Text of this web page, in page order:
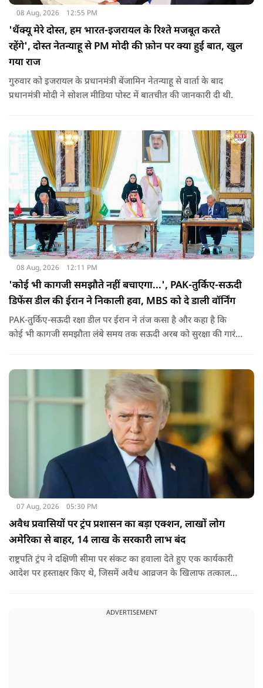
08 Aug, 2026 12:55 PM
'थैंक्यू मेरे दोस्त, हम भारत-इजरायल के रिश्ते मजबूत करते
रहेंगे', दोस्त नेतन्याहू से PM मोदी की फ़ोन पर क्या हुई बात, खुल
गया राज
गुरुवार को इजरायल के प्रधानमंत्री बेंजामिन नेतन्याहू से वार्ता के बाद
प्रधानमंत्री मोदी ने सोशल मीड‍िया पोस्‍ट में बातचीत की जानकारी दी थी.
08 Aug, 2026 12:11 PM
'कोई भी कागजी समझौते नहीं बचाएगा...', PAK-तुर्किए-सऊदी
डिफेंस डील की ईरान ने निकाली हवा, MBS को दे डाली वॉर्निंग
PAK-तुर्किए-सऊदी रक्षा डील पर ईरान ने तंज कसा है और कहा है कि
कोई भी कागजी समझौता लंबे समय तक सऊदी अरब को सुरक्षा की गारंटी
07 Aug, 2026 05:30 PM
अवैध प्रवासियों पर ट्रंप प्रशासन का बड़ा एक्शन, लाखों लोग
अमेरिका से बाहर, 14 लाख के सरकारी लाभ बंद
राष्ट्रपति ट्रंप ने दक्षिणी सीमा पर संकट का हवाला देते हुए एक कार्यकारी
आदेश पर हस्ताक्षर किए थे, जिसमें अवैध आव्रजन के खिलाफ तत्काल
ADVERTISEMENT